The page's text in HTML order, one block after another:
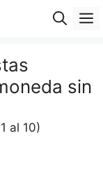
sin
al 10)